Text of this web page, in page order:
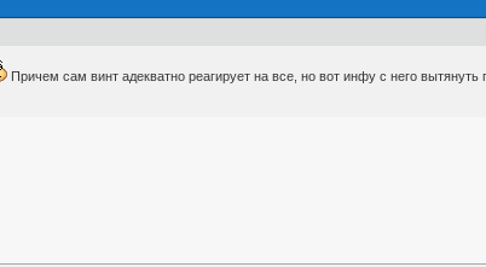
Причем сам винт адекватно реагирует на все, но вот инфу с него